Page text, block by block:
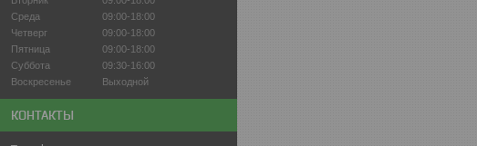
Среда
09:00-18:00
Четверг
09:00-18:00
Пятница
09:00-18:00
Суббота
09:30-16:00
Воскресенье
Выходной
КОНТАКТЫ